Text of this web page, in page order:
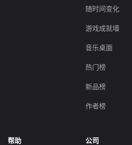
随时间变化
游戏成就墙
音乐桌面
热门榜
新品榜
作者榜
帮助 公司